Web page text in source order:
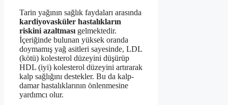
Tarin yağının sağlık faydaları arasında
kardiyovasküler hastalıkların
riskini azaltması gelmektedir.
İçeriğinde bulunan yüksek oranda
doymamış yağ asitleri sayesinde, LDL
(kötü) kolesterol düzeyini düşürüp
HDL (iyi) kolesterol düzeyini artırarak
kalp sağlığını destekler. Bu da kalp-
damar hastalıklarının önlenmesine
yardımcı olur.